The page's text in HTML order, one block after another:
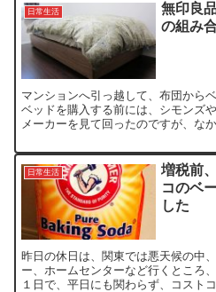
日常生活
無印良
の組み
マンションへ引っ越して、布団から
ベッドを購入する前には、シモンズ
メーカーを見て回ったのですが、な
日常生活
増税前
コのベ
した
昨日の休日は、関東では悪天候の中
ー、ホームセンターなど行くところ
１日で、平日にも関わらず、コスト